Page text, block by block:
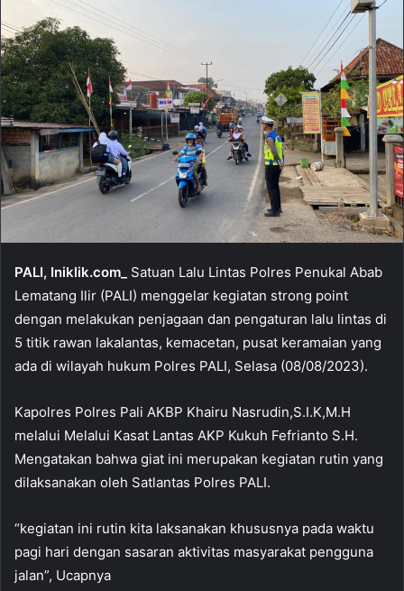
PALI, Iniklik.com_
Satuan Lalu Lintas Polres Penukal Abab
Lematang Ilir (PALI) menggelar kegiatan strong point
dengan melakukan penjagaan dan pengaturan lalu lintas di
5 titik rawan lakalantas, kemacetan, pusat keramaian yang
ada di wilayah hukum Polres PALI, Selasa (08/08/2023).
Kapolres Polres Pali AKBP Khairu Nasrudin,S.I.K,M.H
melalui Melalui Kasat Lantas AKP Kukuh Fefrianto S.H.
Mengatakan bahwa giat ini merupakan kegiatan rutin yang
dilaksanakan oleh Satlantas Polres PALI.
“kegiatan ini rutin kita laksanakan khususnya pada waktu
pagi hari dengan sasaran aktivitas masyarakat pengguna
jalan”, Ucapnya